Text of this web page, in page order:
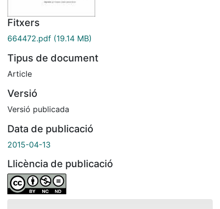
Fitxers
664472.pdf (19.14 MB)
Tipus de document
Article
Versió
Versió publicada
Data de publicació
2015-04-13
Llicència de publicació